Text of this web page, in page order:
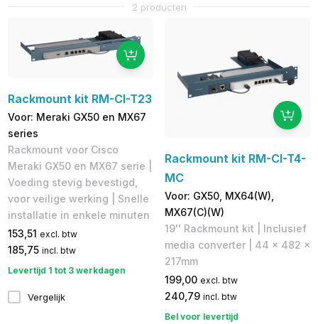
2 producten
Rackmount kit RM-CI-T23
Voor: Meraki GX50 en MX67
series
Rackmount voor Cisco
Meraki GX50 en MX67 serie |
Voeding stevig bevestigd,
voor veilige werking | Snelle
installatie in enkele minuten
153,51 excl. btw
185,75 incl. btw
Levertijd 1 tot 3 werkdagen
Vergelijk
Rackmount kit RM-CI-T4-
MC
Voor: GX50, MX64(W),
MX67(C)(W)
19'' Rackmount kit | Inclusief
media converter | 44 x 482 x
217mm
199,00 excl. btw
240,79 incl. btw
Bel voor levertijd